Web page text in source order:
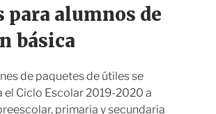
r
para alumnos de
básica
de paquetes de útiles se
Ciclo Escolar 2019-2020 a
primaria y secundaria